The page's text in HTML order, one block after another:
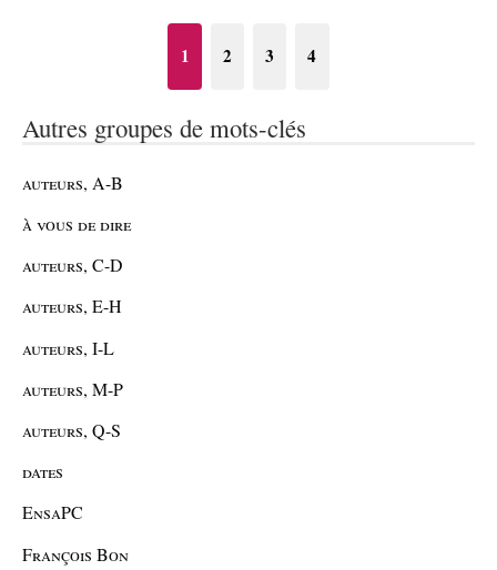
1 2 3 4
Autres groupes de mots-clés
auteurs, A-B
à vous de dire
auteurs, C-D
auteurs, E-H
auteurs, I-L
auteurs, M-P
auteurs, Q-S
dates
EnsaPC
François Bon